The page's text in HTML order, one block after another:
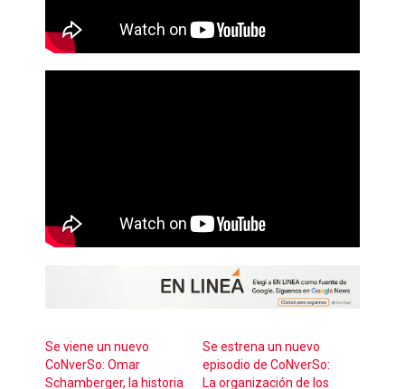
Se viene un nuevo
CoNverSo: Omar
Schamberger, la historia
Se estrena un nuevo
episodio de CoNverSo:
La organización de los